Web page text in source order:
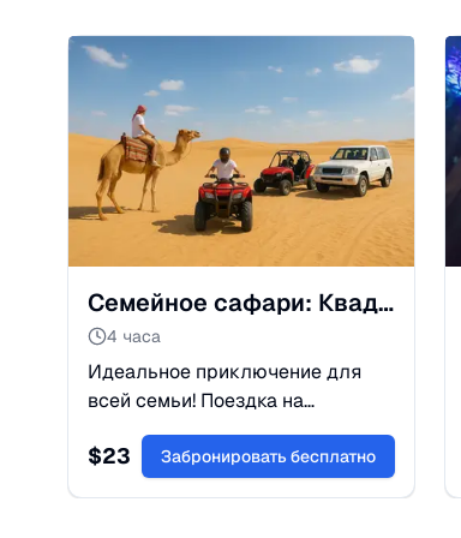
Семейное сафари: Квадроциклы, верблюды и бедуинский чай
4 часа
Идеальное приключение для
всей семьи! Поездка на
квадроциклах, багги и
верблюдах. Знакомство с
$23 Забронировать бесплатно